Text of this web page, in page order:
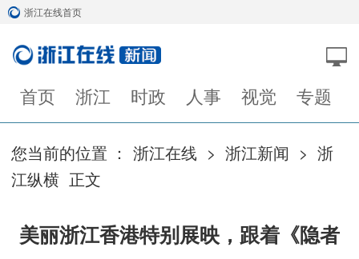
浙江在线首页
首页 浙江 时政 人事 视觉 专题
您当前的位置 ： 浙江在线 > 浙江新闻 > 浙
江纵横 正文
美丽浙江香港特别展映，跟着《隐者